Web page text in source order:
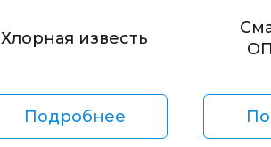
Хлорная известь
Подробнее